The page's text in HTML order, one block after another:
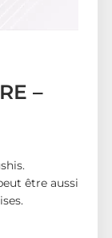
–
être aussi